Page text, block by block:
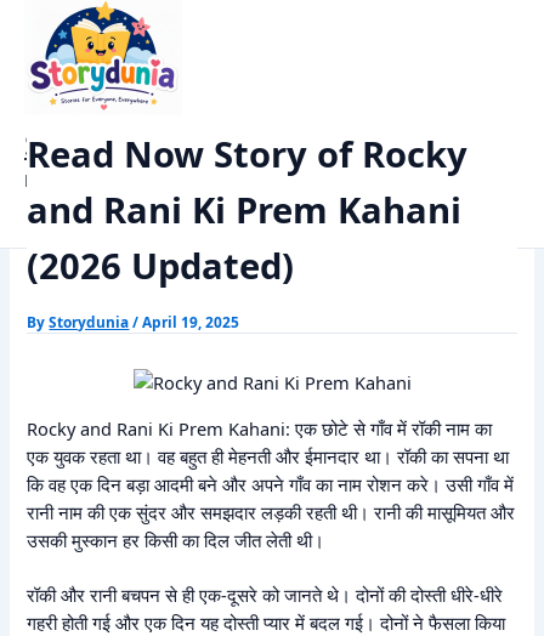
content
StoryDunia
Kids Stories
Romantic Story
Read Now Story of Rocky and Rani Ki Prem Kahani (2026
Updated)
Read Now Story of Rocky
and Rani Ki Prem Kahani
(2026 Updated)
ByStorydunia/April 19, 2025
Rocky and Rani Ki Prem Kahani: एक छोटे से गाँव में रॉकी नाम का
एक युवक रहता था। वह बहुत ही मेहनती और ईमानदार था। रॉकी का सपना था
कि वह एक दिन बड़ा आदमी बने और अपने गाँव का नाम रोशन करे। उसी गाँव में
रानी नाम की एक सुंदर और समझदार लड़की रहती थी। रानी की मासूमियत और
उसकी मुस्कान हर किसी का दिल जीत लेती थी।
रॉकी और रानी बचपन से ही एक-दूसरे को जानते थे। दोनों की दोस्ती धीरे-धीरे
गहरी होती गई और एक दिन यह दोस्ती प्यार में बदल गई। दोनों ने फैसला किया